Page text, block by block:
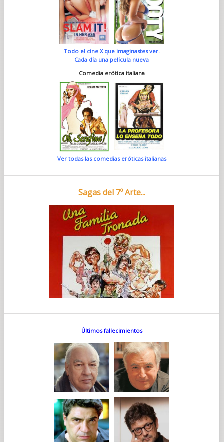
Todo el cine X que imaginastes ver.
Cada día una película nueva
Comedia erótica italiana
Ver todas las comedias eróticas italianas
Sagas del 7º Arte...
Últimos fallecimientos